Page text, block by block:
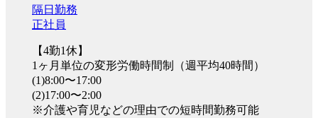
隔日勤務
正社員
【4勤1休】
1ヶ月単位の変形労働時間制（週平均40時間）
(1)8:00〜17:00
(2)17:00〜2:00
※介護や育児などの理由での短時間勤務可能